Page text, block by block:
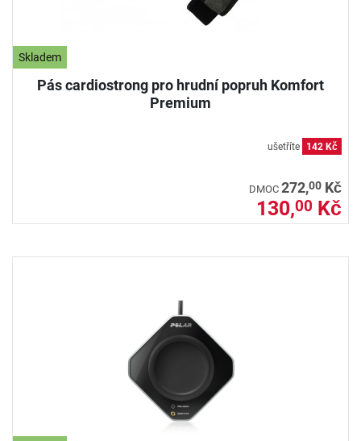
Skladem
Pás cardiostrong pro hrudní popruh Komfort
Premium
ušetříte 142 Kč
DMOC 272,00 Kč
130,00 Kč